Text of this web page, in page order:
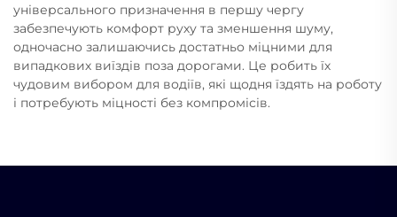
універсального призначення в першу чергу
забезпечують комфорт руху та зменшення шуму,
одночасно залишаючись достатньо міцними для
випадкових виїздів поза дорогами. Це робить їх
чудовим вибором для водіїв, які щодня їздять на роботу
і потребують міцності без компромісів.